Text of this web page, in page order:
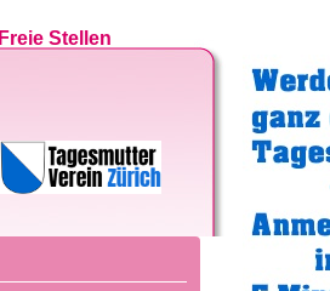
Freie Stellen